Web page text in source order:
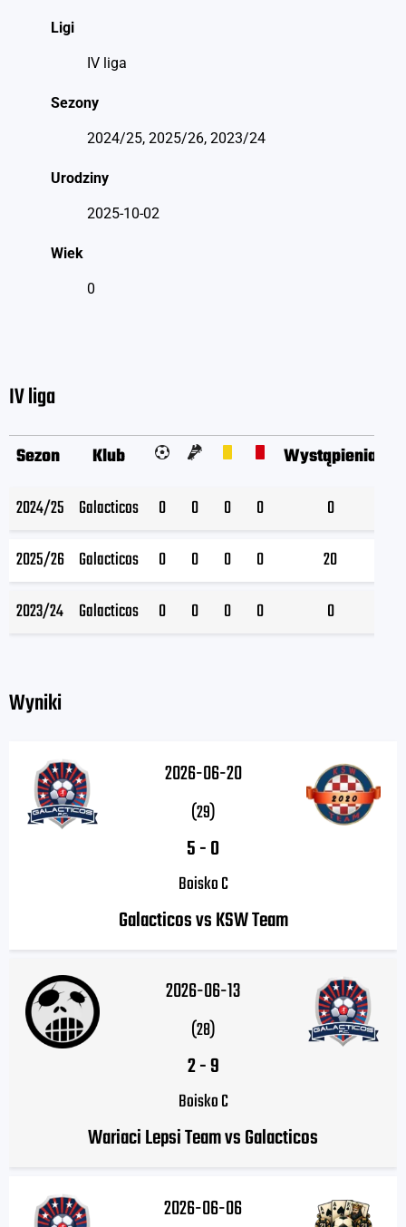
Ligi
IV liga
Sezony
2024/25, 2025/26, 2023/24
Urodziny
2025-10-02
Wiek
0
IV liga
Sezon Klub Wystąpienia
2024/25 Galacticos 0 0 0 0
0
2025/26 Galacticos 0 0 0 0
20
2023/24 Galacticos 0 0 0 0 0
Wyniki
2026-06-20
(29)
5-0
Boisko C
Galacticos vs KSW Team
2026-06-13
(28)
2-9
Boisko C
Wariaci Lepsi Team vs Galacticos
2026-06-06